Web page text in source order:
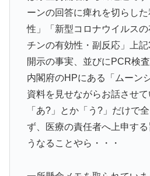
ーンの回答に痺れを切らし
性」「新型コロナウイルス
チンの有効性・副反応」上
開示の事実、並びにPCR検
内閣府のHPにある「ムーン
資料を見せながらお話させ
「あ?」とか「う?」だけで
ず、医療の責任者へ上申す
うなることやら・・・